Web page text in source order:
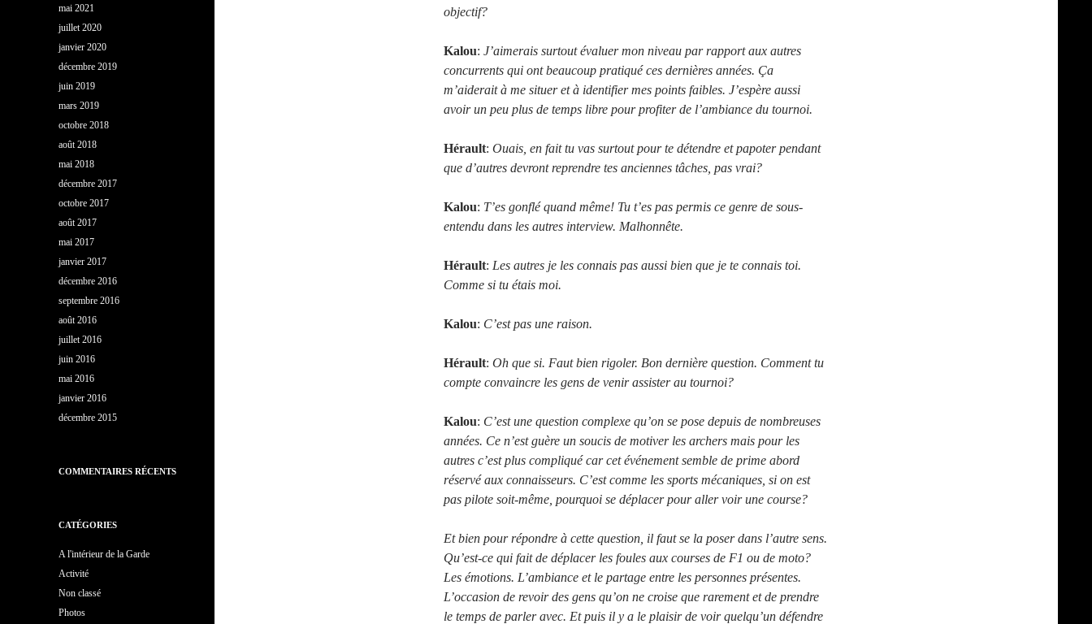
objectif?
Kalou: J’aimerais surtout évaluer mon niveau par rapport aux autres
concurrents qui ont beaucoup pratiqué ces dernières années. Ça
m’aiderait à me situer et à identifier mes points faibles. J’espère aussi
avoir un peu plus de temps libre pour profiter de l’ambiance du tournoi.
Hérault: Ouais, en fait tu vas surtout pour te détendre et papoter pendant
que d’autres devront reprendre tes anciennes tâches, pas vrai?
Kalou: T’es gonflé quand même! Tu t’es pas permis ce genre de sous-
entendu dans les autres interview. Malhonnête.
Hérault: Les autres je les connais pas aussi bien que je te connais toi.
Comme si tu étais moi.
Kalou: C’est pas une raison.
Hérault: Oh que si. Faut bien rigoler. Bon dernière question. Comment tu
compte convaincre les gens de venir assister au tournoi?
Kalou: C’est une question complexe qu’on se pose depuis de nombreuses
années. Ce n’est guère un soucis de motiver les archers mais pour les
autres c’est plus compliqué car cet événement semble de prime abord
réservé aux connaisseurs. C’est comme les sports mécaniques, si on est
pas pilote soit-même, pourquoi se déplacer pour aller voir une course?
Et bien pour répondre à cette question, il faut se la poser dans l’autre sens.
Qu’est-ce qui fait de déplacer les foules aux courses de F1 ou de moto?
Les émotions. L’ambiance et le partage entre les personnes présentes.
L’occasion de revoir des gens qu’on ne croise que rarement et de prendre
le temps de parler avec. Et puis il y a le plaisir de voir quelqu’un défendre
mai 2021
juillet 2020
janvier 2020
décembre 2019
juin 2019
mars 2019
octobre 2018
août 2018
mai 2018
décembre 2017
octobre 2017
août 2017
mai 2017
janvier 2017
décembre 2016
septembre 2016
août 2016
juillet 2016
juin 2016
mai 2016
janvier 2016
décembre 2015
COMMENTAIRES RÉCENTS
CATÉGORIES
A l'intérieur de la Garde
Activité
Non classé
Photos